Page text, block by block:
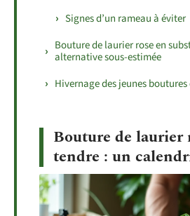
Signes d’un rameau à éviter
Bouture de laurier rose en
alternative sous-estimée
Hivernage des jeunes
Bouture de laurier
tendre : un